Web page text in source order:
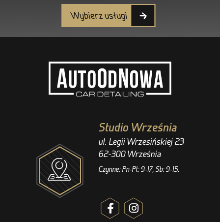
Wybierz usługi
Studio Września
ul. Legii Wrzesińskiej 23
62-300 Września
Czynne: Pn-Pt: 9-17, Sb: 9-15.